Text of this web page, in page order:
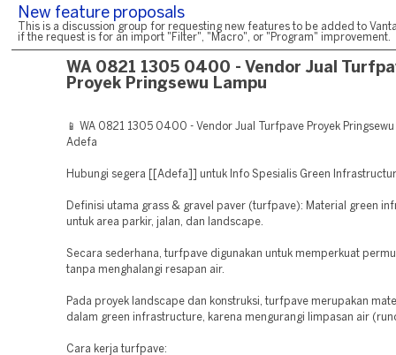
New feature proposals
This is a discussion group for requesting new features to be added to
if the request is for an import "Filter", "Macro", or "Program" improvement.
WA 0821 1305 0400 - Vendor Jual
Proyek Pringsewu Lampu
📱 WA 0821 1305 0400 - Vendor Jual Turfpave Proyek
Adefa
Hubungi segera [[Adefa]] untuk Info Spesialis Green
Definisi utama grass & gravel paver (turfpave): Material green
untuk area parkir, jalan, dan landscape.
Secara sederhana, turfpave digunakan untuk memperkuat
tanpa menghalangi resapan air.
Pada proyek landscape dan konstruksi, turfpave merupakan
dalam green infrastructure, karena mengurangi limpasan air
Cara kerja turfpave: